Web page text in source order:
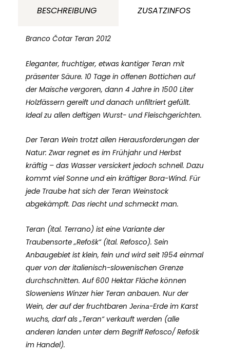
Branko
Karst
Menge
BESCHREIBUNG ZUSATZINFOS
Branco Čotar Teran 2012
Eleganter, fruchtiger, etwas kantiger Teran mit
präsenter Säure. 10 Tage in offenen Bottichen auf
der Maische vergoren, dann 4 Jahre in 1500 Liter
Holzfässern gereift und danach unfiltriert gefüllt.
Ideal zu allen deftigen Wurst- und Fleischgerichten.
Der Teran Wein trotzt allen Herausforderungen der
Natur: Zwar regnet es im Frühjahr und Herbst
kräftig – das Wasser versickert jedoch schnell. Dazu
kommt viel Sonne und ein kräftiger Bora-Wind. Für
jede Traube hat sich der Teran Weinstock
abgekämpft. Das riecht und schmeckt man.
Teran (ital. Terrano) ist eine Variante der
Traubensorte „Refošk“ (ital. Refosco). Sein
Anbaugebiet ist klein, fein und wird seit 1954 einmal
quer von der italienisch-slowenischen Grenze
durchschnitten. Auf 600 Hektar Fläche können
Sloweniens Winzer hier Teran anbauen. Nur der
Wein, der auf der fruchtbaren Jerina-Erde im Karst
wuchs, darf als „Teran“ verkauft werden (alle
anderen landen unter dem Begriff Refosco/ Refošk
im Handel).